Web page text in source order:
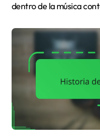
dentro de la música